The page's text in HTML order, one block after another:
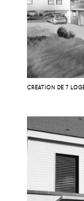
CRÉATION DE 7